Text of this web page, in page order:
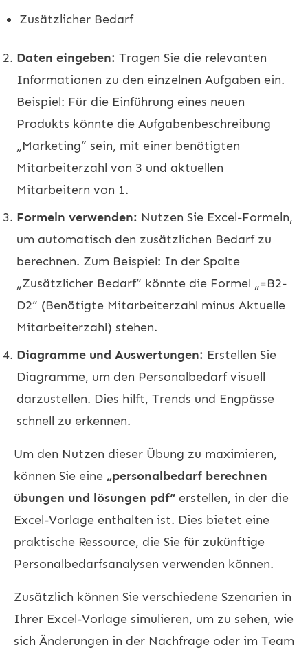
Zusätzlicher Bedarf
Daten eingeben: Tragen Sie die relevanten
Informationen zu den einzelnen Aufgaben ein.
Beispiel: Für die Einführung eines neuen
Produkts könnte die Aufgabenbeschreibung
„Marketing“ sein, mit einer benötigten
Mitarbeiterzahl von 3 und aktuellen
Mitarbeitern von 1.
Formeln verwenden: Nutzen Sie Excel-Formeln,
um automatisch den zusätzlichen Bedarf zu
berechnen. Zum Beispiel: In der Spalte
„Zusätzlicher Bedarf“ könnte die Formel „=B2-
D2“ (Benötigte Mitarbeiterzahl minus Aktuelle
Mitarbeiterzahl) stehen.
Diagramme und Auswertungen: Erstellen Sie
Diagramme, um den Personalbedarf visuell
darzustellen. Dies hilft, Trends und Engpässe
schnell zu erkennen.
Um den Nutzen dieser Übung zu maximieren,
können Sie eine „personalbedarf berechnen
übungen und lösungen pdf“ erstellen, in der die
Excel-Vorlage enthalten ist. Dies bietet eine
praktische Ressource, die Sie für zukünftige
Personalbedarfsanalysen verwenden können.
Zusätzlich können Sie verschiedene Szenarien in
Ihrer Excel-Vorlage simulieren, um zu sehen, wie
sich Änderungen in der Nachfrage oder im Team